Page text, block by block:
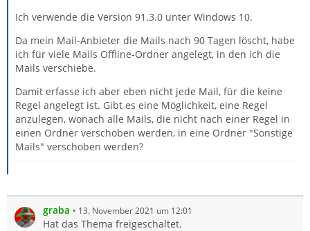
Ich verwende die Version 91.3.0 unter Windows 10.
Da mein Mail-Anbieter die Mails nach 90 Tagen löscht, habe
ich für viele Mails Offline-Ordner angelegt, in den ich die
Mails verschiebe.
Damit erfasse ich aber eben nicht jede Mail, für die keine
Regel angelegt ist. Gibt es eine Möglichkeit, eine Regel
anzulegen, wonach alle Mails, die nicht nach einer Regel in
einen Ordner verschoben werden, in eine Ordner "Sonstige
Mails" verschoben werden?
graba 13. November 2021 um 12:01
Hat das Thema freigeschaltet.